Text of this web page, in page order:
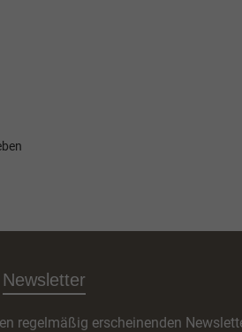
Newsletter
regelmäßig erscheinenden